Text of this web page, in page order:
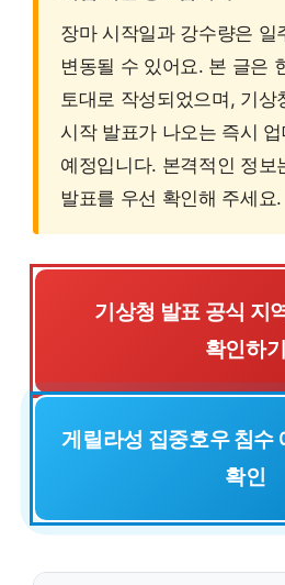
장마 시작일과 강수량은 일
변동될 수 있어요. 본 글은
토대로 작성되었으며, 기상
시작 발표가 나오는 즉시
예정입니다. 본격적인 정보
발표를 우선 확인해 주세요.
기상청 발표 공식 지
확인하기
게릴라성 집중호우 침수
확인